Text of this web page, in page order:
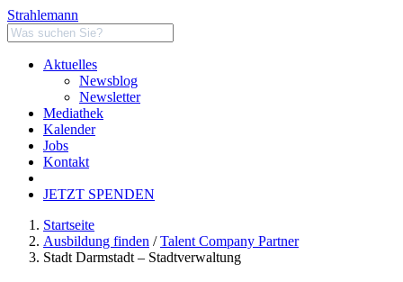
Strahlemann
Aktuelles
Newsblog
Newsletter
Mediathek
Kalender
Jobs
Kontakt
JETZT SPENDEN
Startseite
Ausbildung finden /Talent Company Partner
Stadt Darmstadt – Stadtverwaltung